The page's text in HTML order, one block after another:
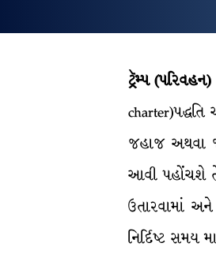
ટ્રૅમ્પ (પરિવહન)
જહાજ અથવા
આવી પહોંચશે
ઉતારવામાં
નિર્દિષ્ટ